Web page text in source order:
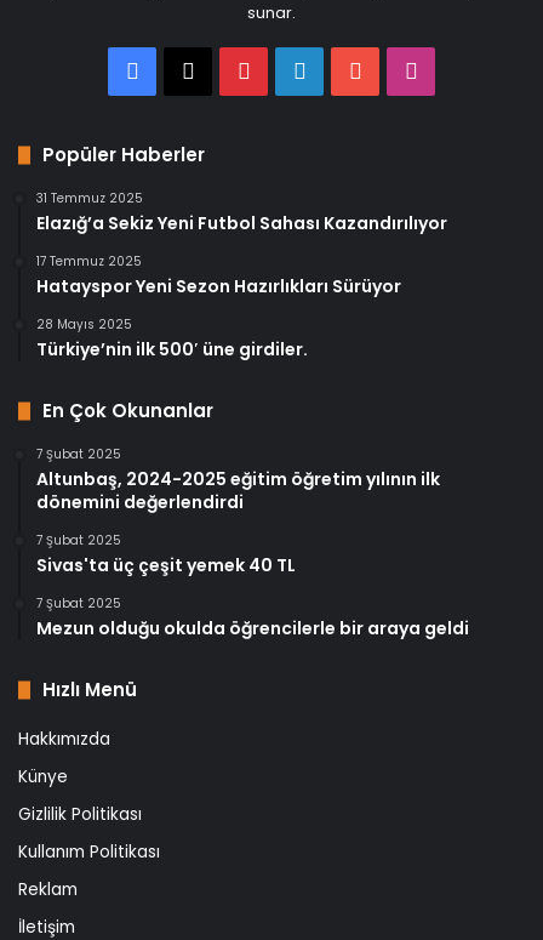
sunar.
Facebook
X PinterestLinkedInYouTube
Popüler Haberler
31 Temmuz 2025
Elazığ’a Sekiz Yeni Futbol Sahası Kazandırılıyor
17 Temmuz 2025
Hatayspor Yeni Sezon Hazırlıkları Sürüyor
28 Mayıs 2025
Türkiye’nin ilk 500′ üne girdiler.
En Çok Okunanlar
7 Şubat 2025
Altunbaş, 2024-2025 eğitim öğretim yılının ilk
dönemini değerlendirdi
7 Şubat 2025
Sivas'ta üç çeşit yemek 40 TL
7 Şubat 2025
Mezun olduğu okulda öğrencilerle bir araya geldi
Hızlı Menü
Hakkımızda
Künye
Gizlilik Politikası
Kullanım Politikası
Reklam
İletişim